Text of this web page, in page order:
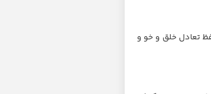
تعادل خلق و خو و